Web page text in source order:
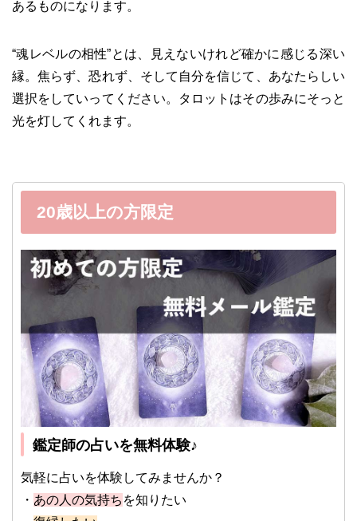
あるものになります。
“魂レベルの相性”とは、見えないけれど確かに感じる深い
縁。焦らず、恐れず、そして自分を信じて、あなたらしい
選択をしていってください。タロットはその歩みにそっと
光を灯してくれます。
20歳以上の方限定
鑑定師の占いを無料体験♪
気軽に占いを体験してみませんか？
・ あの人の気持ち を知りたい